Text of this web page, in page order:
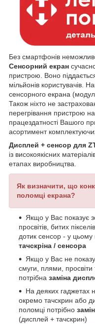
Без смартфонів
Сенсорний екран
пристрою. Воно
мільйонів користувачів.
сенсорного екрана
Також ніхто не
перегрівання пристрою
працездатності Вашого
асортимент
Дисплей + сенсор для
із високоякісних
етапах виробництва.
Як визначити, що
поломці екрана?
Якщо у Вас показує
просвітів, битих
дотик сенсор - у цьому
тачскріна / сенсора
Якщо у Вас не
смуги, плями,
потрібна заміна
На деяких гаджетах
окремо тачскрин або
поломці потрібно
(дисплей + тачскрин)